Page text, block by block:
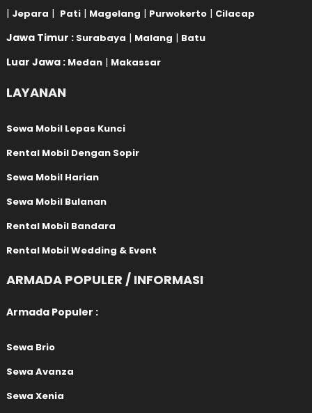
| Jepara | Pati | Magelang | Purwokerto | Cilacap
Jawa Timur : Surabaya | Malang | Batu
Luar Jawa : Medan | Makassar
LAYANAN
Sewa Mobil Lepas Kunci
Rental Mobil Dengan Sopir
Sewa Mobil Harian
Sewa Mobil Bulanan
Rental Mobil Bandara
Rental Mobil Wedding & Event
ARMADA POPULER / INFORMASI
Armada Populer :
Sewa Brio
Sewa Avanza
Sewa Xenia